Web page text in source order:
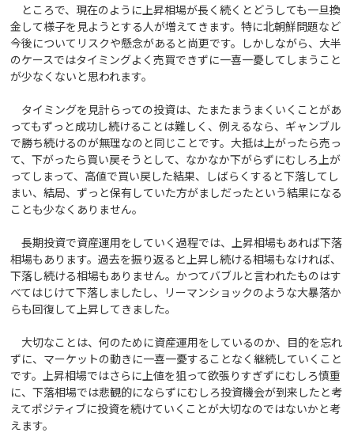
ところで、現在のように上昇相場が長く続くとどうしても一旦換
金して様子を見ようとする人が増えてきます。特に北朝鮮問題など
今後についてリスクや懸念があると尚更です。しかしながら、大半
のケースではタイミングよく売買できずに一喜一憂してしまうこと
が少なくないと思われます。
タイミングを見計らっての投資は、たまたまうまくいくことがあ
ってもずっと成功し続けることは難しく、例えるなら、ギャンブル
で勝ち続けるのが無理なのと同じことです。大抵は上がったら売っ
て、下がったら買い戻そうとして、なかなか下がらずにむしろ上が
ってしまって、高値で買い戻した結果、しばらくすると下落してし
まい、結局、ずっと保有していた方がましだったという結果になる
ことも少なくありません。
長期投資で資産運用をしていく過程では、上昇相場もあれば下落
相場もあります。過去を振り返ると上昇し続ける相場もなければ、
下落し続ける相場もありません。かつてバブルと言われたものはす
べてはじけて下落しましたし、リーマンショックのような大暴落か
らも回復して上昇してきました。
大切なことは、何のために資産運用をしているのか、目的を忘れ
ずに、マーケットの動きに一喜一憂することなく継続していくこと
です。上昇相場ではさらに上値を狙って欲張りすぎずにむしろ慎重
に、下落相場では悲観的にならずにむしろ投資機会が到来したと考
えてポジティブに投資を続けていくことが大切なのではないかと考
えます。